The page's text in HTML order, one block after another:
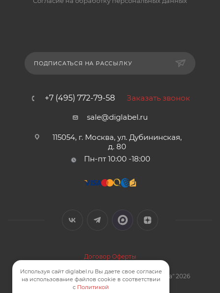
ПОДПИСАТЬСЯ НА РАССЫЛКУ
+7 (495) 772-79-58 Заказать звонок
sale@diglabel.ru
115054, г. Москва, ул. Дубининская,
д. 80
Пн-пт 10:00 -18:00
Договор Оферты
Карта сайта
| © Компания "Цифровая Этикетка" 2026
Смотреть на карте
Используя сайт diglabel.ru Вы даете свое согласие
на использование файлов cookie в соответствии
с Политикой